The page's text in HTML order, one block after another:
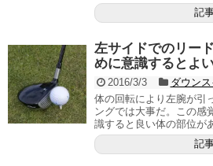
記
左サイドでのリー
めに意識するとよ
2016/3/3
ダウン
体の回転により左腕が引
ングでは大事だ。この感
識すると良い体の部位が
記